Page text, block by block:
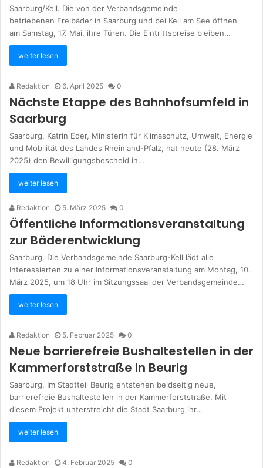
Saarburg/Kell. Die von der Verbandsgemeinde
betriebenen Freibäder in Saarburg und bei Kell am See öffnen
am Samstag, 17. Mai, ihre Türen. Die Eintrittspreise bleiben…
weiter lesen
Redaktion 6. April 2025 0
Nächste Etappe des Bahnhofsumfeld in
Saarburg
Saarburg. Katrin Eder, Ministerin für Klimaschutz, Umwelt, Energie
und Mobilität des Landes Rheinland-Pfalz, hat heute (28. März
2025) den Bewilligungsbescheid in…
weiter lesen
Redaktion 5. März 2025 0
Öffentliche Informationsveranstaltung
zur Bäderentwicklung
Saarburg. Die Verbandsgemeinde Saarburg-Kell lädt alle
Interessierten zu einer Informationsveranstaltung am Montag, 10.
März 2025, um 18 Uhr im Sitzungssaal der Verbandsgemeinde…
weiter lesen
Redaktion 5. Februar 2025 0
Neue barrierefreie Bushaltestellen in der
Kammerforststraße in Beurig
Saarburg. Im Stadtteil Beurig entstehen beidseitig neue,
barrierefreie Bushaltestellen in der Kammerforststraße. Mit
diesem Projekt unterstreicht die Stadt Saarburg ihr…
weiter lesen
Redaktion 4. Februar 2025 0